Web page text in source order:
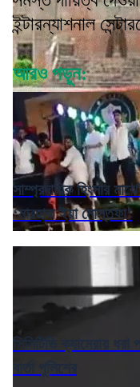
ইন্টারন্যাশনাল
আরও পড়ুন:
সাম্প্রদায়িক হিংসার
‘মারহাবা ইয়া মোস্তফা’
সিসিটিভি ক্যামেরায়